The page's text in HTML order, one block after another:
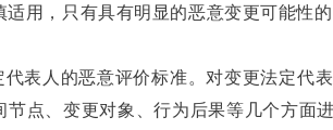
适用，只有具有明显的恶意变更可能性
表人的恶意评价标准。对变更法定代
节点、变更对象、行为后果等几个方面